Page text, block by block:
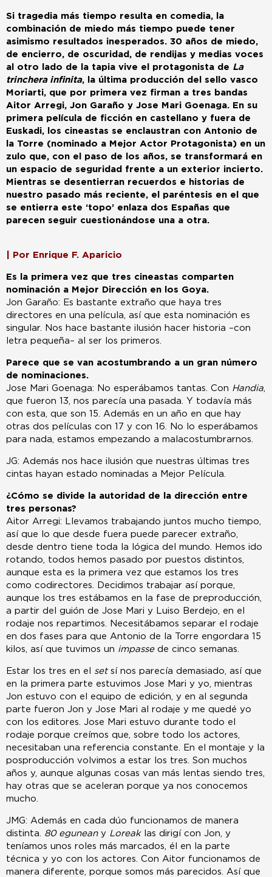
Si tragedia más tiempo resulta en comedia, la
combinación de miedo más tiempo puede tener
asimismo resultados inesperados. 30 años de miedo,
de encierro, de oscuridad, de rendijas y medias voces
al otro lado de la tapia vive el protagonista de La
trinchera infinita, la última producción del sello vasco
Moriarti, que por primera vez firman a tres bandas
Aitor Arregi, Jon Garaño y Jose Mari Goenaga. En su
primera película de ficción en castellano y fuera de
Euskadi, los cineastas se enclaustran con Antonio de
la Torre (nominado a Mejor Actor Protagonista) en un
zulo que, con el paso de los años, se transformará en
un espacio de seguridad frente a un exterior incierto.
Mientras se desentierran recuerdos e historias de
nuestro pasado más reciente, el paréntesis en el que
se entierra este ‘topo’ enlaza dos Españas que
parecen seguir cuestionándose una a otra.
| Por Enrique F. Aparicio
Es la primera vez que tres cineastas comparten
nominación a Mejor Dirección en los Goya.
Jon Garaño: Es bastante extraño que haya tres
directores en una película, así que esta nominación es
singular. Nos hace bastante ilusión hacer historia –con
letra pequeña– al ser los primeros.
Parece que se van acostumbrando a un gran número
de nominaciones.
Jose Mari Goenaga: No esperábamos tantas. Con Handia
que fueron 13, nos parecía una pasada. Y todavía más
con esta, que son 15. Además en un año en que hay
otras dos películas con 17 y con 16. No lo esperábamos
para nada, estamos empezando a malacostumbrarnos.
JG: Además nos hace ilusión que nuestras últimas tres
cintas hayan estado nominadas a Mejor Película.
¿Cómo se divide la autoridad de la dirección entre
tres personas?
Aitor Arregi: Llevamos trabajando juntos mucho tiempo,
así que lo que desde fuera puede parecer extraño,
desde dentro tiene toda la lógica del mundo. Hemos ido
rotando, todos hemos pasado por puestos distintos,
aunque esta es la primera vez que estamos los tres
como codirectores. Decidimos trabajar así porque,
aunque los tres estábamos en la fase de preproducción,
a partir del guión de Jose Mari y Luiso Berdejo, en el
rodaje nos repartimos. Necesitábamos separar el rodaje
en dos fases para que Antonio de la Torre engordara 15
kilos, así que tuvimos un impassede cinco semanas.
Estar los tres en el setsí nos parecía demasiado, así que
en la primera parte estuvimos Jose Mari y yo, mientras
Jon estuvo con el equipo de edición, y en al segunda
parte fueron Jon y Jose Mari al rodaje y me quedé yo
con los editores. Jose Mari estuvo durante todo el
rodaje porque creímos que, sobre todo los actores,
necesitaban una referencia constante. En el montaje y la
posproducción volvimos a estar los tres. Son muchos
años y, aunque algunas cosas van más lentas siendo tres,
hay otras que se aceleran porque ya nos conocemos
mucho.
JMG: Además en cada dúo funcionamos de manera
distinta. 80 eguneany Loreaklas dirigí con Jon, y
teníamos unos roles más marcados, él en la parte
técnica y yo con los actores. Con Aitor funcionamos de
manera diferente, porque somos más parecidos. Así que